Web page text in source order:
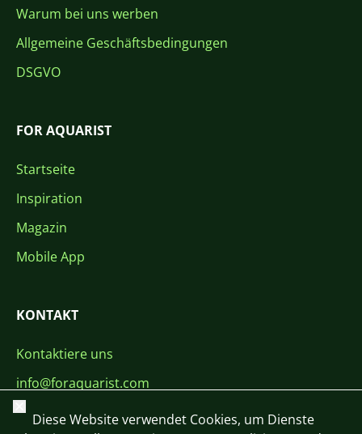
Warum bei uns werben
Allgemeine Geschäftsbedingungen
DSGVO
FOR AQUARIST
Startseite
Inspiration
Magazin
Mobile App
KONTAKT
Kontaktiere uns
info@foraquarist.com
+420 603 449 602
Schließen
Diese Website verwendet Cookies, um Dienste